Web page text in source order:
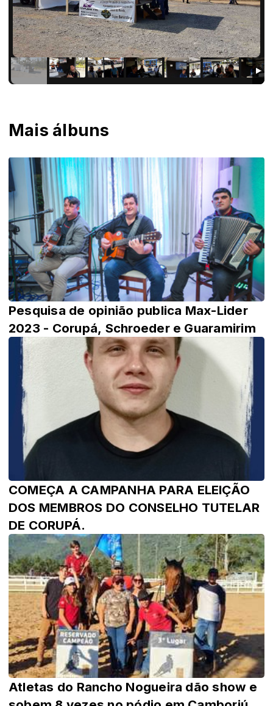
Mais álbuns
Pesquisa de opinião publica Max-Lider
2023 - Corupá, Schroeder e Guaramirim
COMEÇA A CAMPANHA PARA ELEIÇÃO
DOS MEMBROS DO CONSELHO TUTELAR
DE CORUPÁ.
Atletas do Rancho Nogueira dão show e